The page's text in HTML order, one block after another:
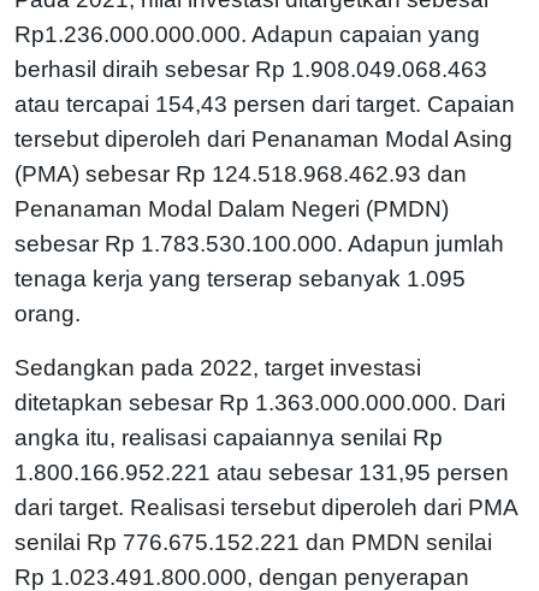
Rp1.236.000.000.000. Adapun capaian yang
berhasil diraih sebesar Rp 1.908.049.068.463
atau tercapai 154,43 persen dari target. Capaian
tersebut diperoleh dari Penanaman Modal Asing
(PMA) sebesar Rp 124.518.968.462.93 dan
Penanaman Modal Dalam Negeri (PMDN)
sebesar Rp 1.783.530.100.000. Adapun jumlah
tenaga kerja yang terserap sebanyak 1.095
orang.
Sedangkan pada 2022, target investasi
ditetapkan sebesar Rp 1.363.000.000.000. Dari
angka itu, realisasi capaiannya senilai Rp
1.800.166.952.221 atau sebesar 131,95 persen
dari target. Realisasi tersebut diperoleh dari PMA
senilai Rp 776.675.152.221 dan PMDN senilai
Rp 1.023.491.800.000, dengan penyerapan